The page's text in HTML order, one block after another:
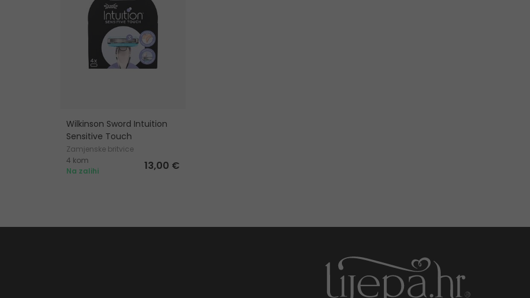
Wilkinson Sword Intuition
Sensitive Touch
Zamjenske britvice
4 kom
Na zalihi
13,00 €